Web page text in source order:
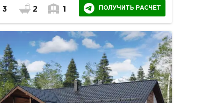
3 2 1 ПОЛУЧИТЬ РАСЧЕТ